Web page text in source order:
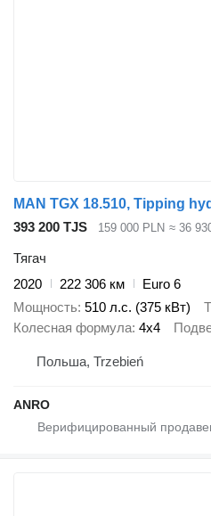
MAN TGX 18.510, Tipping
393 200 TJS
159 000 PLN ≈ 36
Тягач
2020
222 306 км
Euro 6
Мощность 510 л.с. (375 кВт)
Колесная формула 4x4
Польша, Trzebień
ANRO